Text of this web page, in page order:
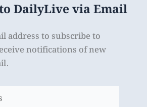
DailyLive via Email
address to subscribe to
notifications of new